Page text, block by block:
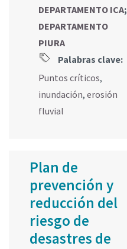
DEPARTAMENTO ICA;
DEPARTAMENTO
PIURA
Palabras clave:
Puntos críticos,
inundación, erosión
fluvial
Plan de
prevención y
reducción del
riesgo de
desastres de